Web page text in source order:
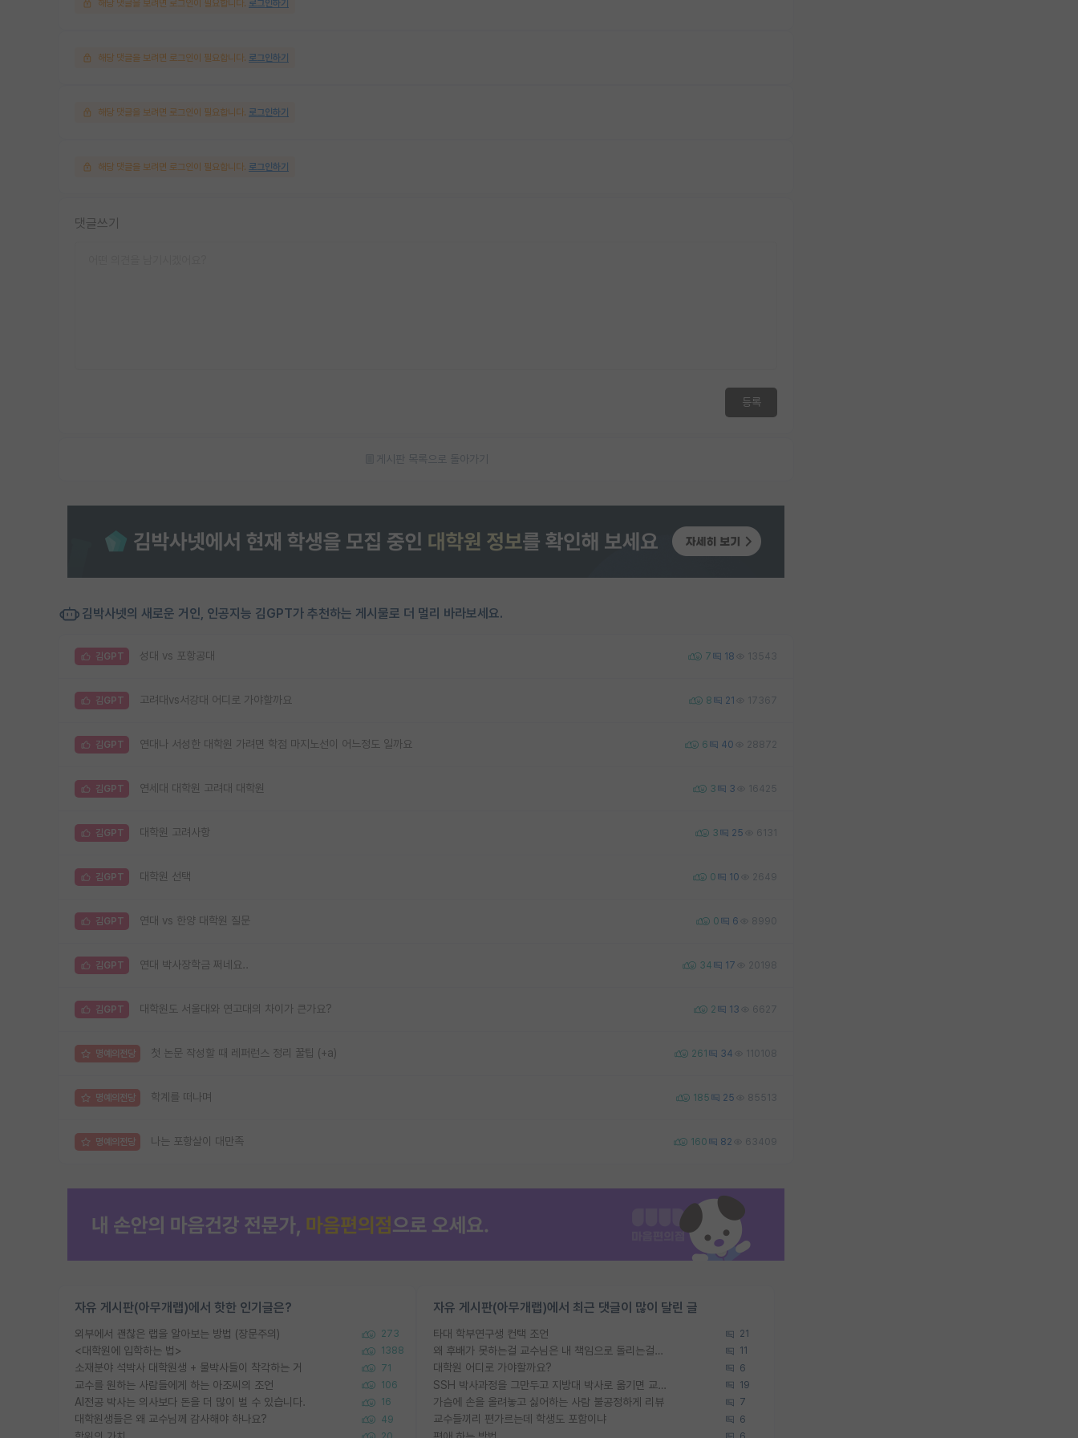
해당 댓글을 보려면 로그인이 필요합니다. 로그인하기
해당 댓글을 보려면 로그인이 필요합니다. 로그인하기
해당 댓글을 보려면 로그인이 필요합니다. 로그인하기
해당 댓글을 보려면 로그인이 필요합니다. 로그인하기
댓글쓰기
등록
게시판 목록으로 돌아가기
김박사넷의 새로운 거인, 인공지능 김GPT가 추천하는 게시물로 더 멀리 바라보세요.
김GPT 성대 vs 포항공대 7 18 13543
김GPT 고려대vs서강대 어디로 가야할까요 8 21 17367
김GPT 연대나 서성한 대학원 가려면 학점 마지노선이 어느정도 일까요 6 40 28872
김GPT 연세대 대학원 고려대 대학원 3 3 16425
김GPT 대학원 고려사항 3 25 6131
김GPT 대학원 선택 0 10 2649
김GPT 연대 vs 한양 대학원 질문 0 6 8990
김GPT 연대 박사장학금 쩌네요.. 34 17 20198
김GPT 대학원도 서울대와 연고대의 차이가 큰가요? 2 13 6627
명예의전당 첫 논문 작성할 때 레퍼런스 정리 꿀팁 (+a) 261 34 110108
명예의전당 학계를 떠나며 185 25 85513
명예의전당 나는 포항살이 대만족 160 82 63409
자유 게시판(아무개랩)에서 핫한 인기글은?
외부에서 괜찮은 랩을 알아보는 방법 (장문주의) 273
<대학원에 입학하는 법> 1388
소재분야 석박사 대학원생 + 물박사들이 착각하는 거 71
교수를 원하는 사람들에게 하는 아조씨의 조언 106
AI전공 박사는 의사보다 돈을 더 많이 벌 수 있습니다. 16
대학원생들은 왜 교수님께 감사해야 하나요? 49
자유 게시판(아무개랩)에서 최근 댓글이 많이 달린 글
타대 학부연구생 컨택 조언 21
왜 후배가 못하는걸 교수님은 내 책임으로 돌리는걸까요? 11
대학원 어디로 가야할까요? 6
SSH 박사과정을 그만두고 지방대 박사로 옮기면 교수의 꿈은 끝일까요? 19
가슴에 손을 올려놓고 싫어하는 사람 불공정하게 리뷰 7
교수들끼리 편가르는데 학생도 포함이냐 6